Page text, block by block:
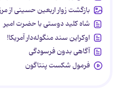
بازگشت زوار اربعین حسینی از
شاه کلید دوستی با حضرت امیر
اوکراین سند منگوله‌دار آمریکا!
آگاهی بدون فرسودگی
فرمول شکست پنتاگون